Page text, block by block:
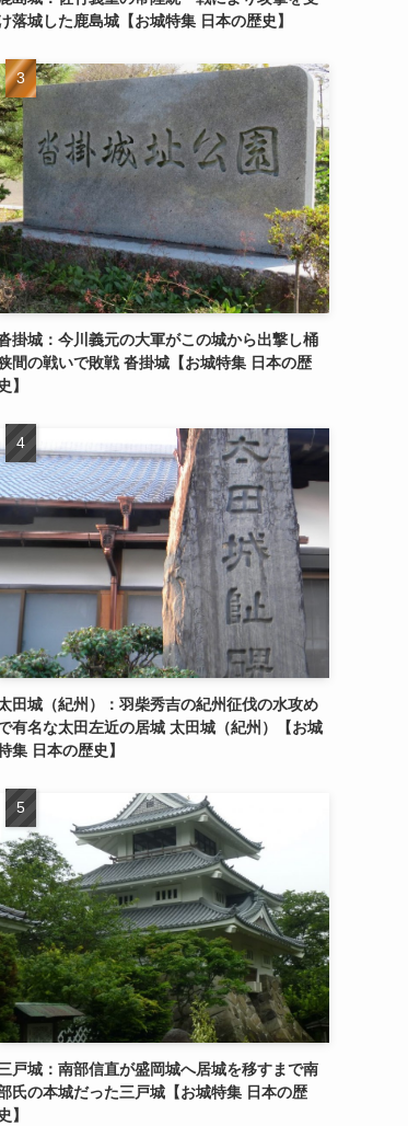
落城した鹿島城【お城特集 日本の歴史】
掛城：今川義元の大軍がこの城から出撃し桶
間の戦いで敗戦 沓掛城【お城特集 日本の歴
史】
田城（紀州）：羽柴秀吉の紀州征伐の水攻め
有名な太田左近の居城 太田城（紀州）【お城
集 日本の歴史】
戸城：南部信直が盛岡城へ居城を移すまで南
氏の本城だった三戸城【お城特集 日本の歴
史】